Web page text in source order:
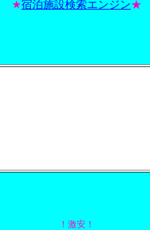
★宿泊施設検索エンジン★
！激安！